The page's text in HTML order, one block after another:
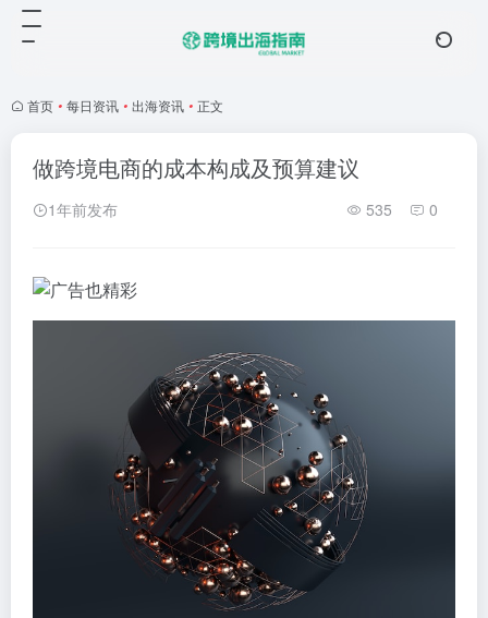
首页 • 每日资讯 • 出海资讯 • 正文
做跨境电商的成本构成及预算建议
1年前发布 535 0